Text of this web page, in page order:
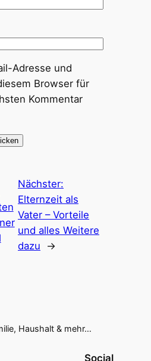
Adresse und
Browser für
Kommentar
Nächster:
Elternzeit als
Vater – Vorteile
und alles Weitere
dazu
→
Haushalt & mehr…
Social